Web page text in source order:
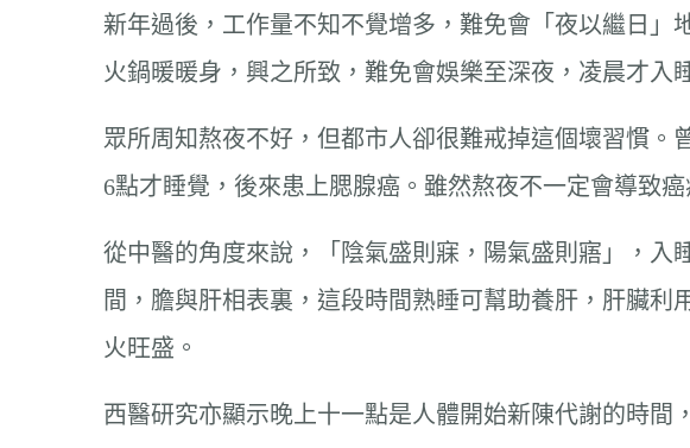
新年過後，工作量不知不覺增多，難免會「夜以繼日
火鍋暖暖身，興之所致，難免會娛樂至深夜，凌晨才入
眾所周知熬夜不好，但都市人卻很難戒掉這個壞習慣。
6點才睡覺，後來患上腮腺癌。雖然熬夜不一定會導致
從中醫的角度來說，「陰氣盛則寐，陽氣盛則寤」，
間，膽與肝相表裏，這段時間熟睡可幫助養肝，肝臟
火旺盛。
西醫研究亦顯示晚上十一點是人體開始新陳代謝的時